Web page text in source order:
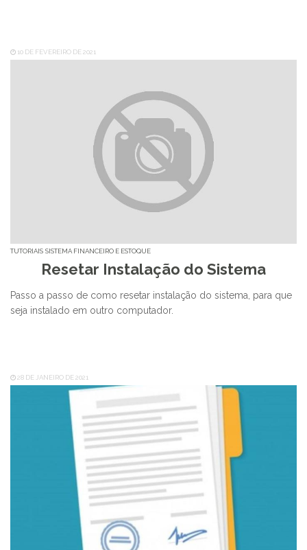
10 DE FEVEREIRO DE 2021
TUTORIAIS SISTEMA FINANCEIRO E ESTOQUE
Resetar Instalação do Sistema
Passo a passo de como resetar instalação do sistema, para que
seja instalado em outro computador.
28 DE JANEIRO DE 2021